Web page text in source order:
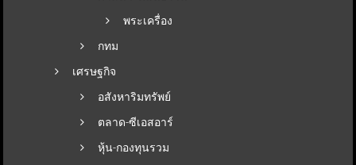
พระเครื่อง
กทม
เศรษฐกิจ
อสังหาริมทรัพย์
ตลาด-ซีเอสอาร์
หุ้น-กองทุนรวม